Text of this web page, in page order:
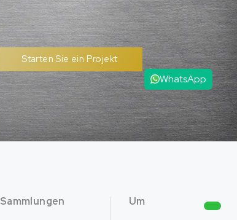
Starten Sie ein Projekt
Sammlungen Um
WhatsApp